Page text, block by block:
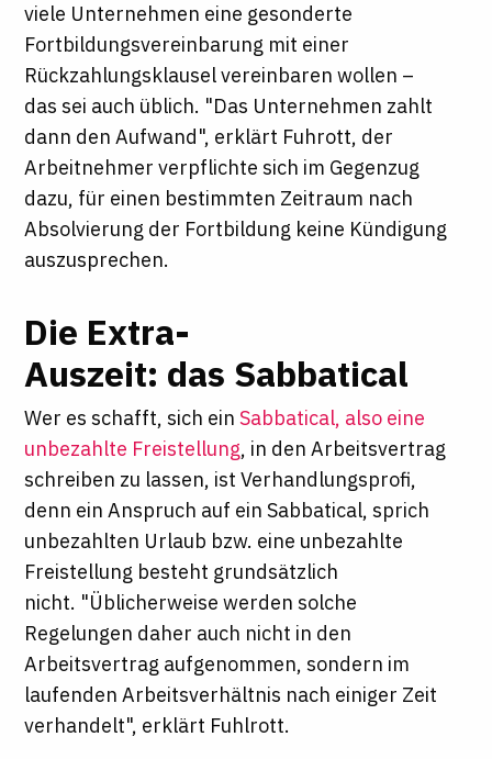
viele Unternehmen eine gesonderte
Fortbildungsvereinbarung mit einer
Rückzahlungsklausel vereinbaren wollen –
das sei auch üblich. "Das Unternehmen zahlt
dann den Aufwand", erklärt Fuhrott, der
Arbeitnehmer verpflichte sich im Gegenzug
dazu, für einen bestimmten Zeitraum nach
Absolvierung der Fortbildung keine Kündigung
auszusprechen.
Die Extra-
Auszeit: das Sabbatical
Wer es schafft, sich einSabbatical, also eine
unbezahlte Freistellung, in den Arbeitsvertrag
schreiben zu lassen, ist Verhandlungsprofi,
denn ein Anspruch auf ein Sabbatical, sprich
unbezahlten Urlaub bzw. eine unbezahlte
Freistellung besteht grundsätzlich
nicht. "Üblicherweise werden solche
Regelungen daher auch nicht in den
Arbeitsvertrag aufgenommen, sondern im
laufenden Arbeitsverhältnis nach einiger Zeit
verhandelt", erklärt Fuhlrott.